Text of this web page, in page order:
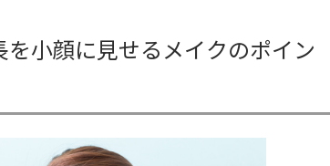
小顔に見せるメイクのポイン